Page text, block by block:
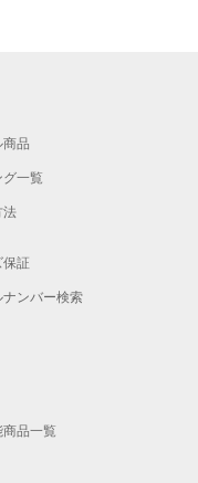
商品
グ一覧
法
証
ナンバー検索
商品一覧